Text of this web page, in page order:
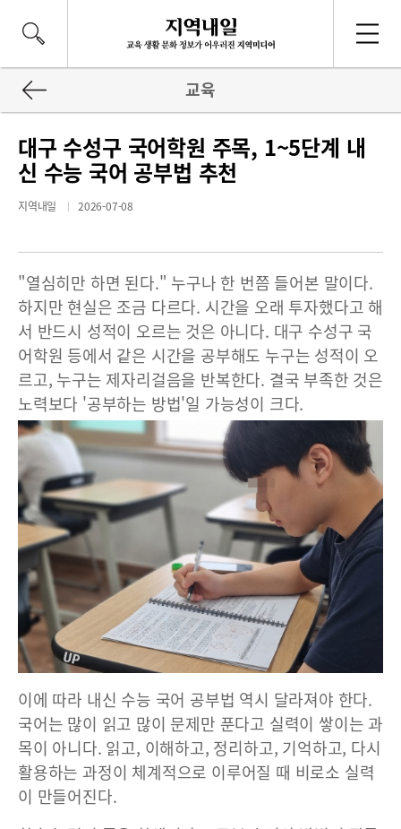
교육
대구 수성구 국어학원 주목, 1~5단계 내
신 수능 국어 공부법 추천
지역내일 2026-07-08
"열심히만 하면 된다." 누구나 한 번쯤 들어본 말이다.
하지만 현실은 조금 다르다. 시간을 오래 투자했다고 해
서 반드시 성적이 오르는 것은 아니다. 대구 수성구 국
어학원 등에서 같은 시간을 공부해도 누구는 성적이 오
르고, 누구는 제자리걸음을 반복한다. 결국 부족한 것은
노력보다 '공부하는 방법'일 가능성이 크다.
이에 따라 내신 수능 국어 공부법 역시 달라져야 한다.
국어는 많이 읽고 많이 문제만 푼다고 실력이 쌓이는 과
목이 아니다. 읽고, 이해하고, 정리하고, 기억하고, 다시
활용하는 과정이 체계적으로 이루어질 때 비로소 실력
이 만들어진다.